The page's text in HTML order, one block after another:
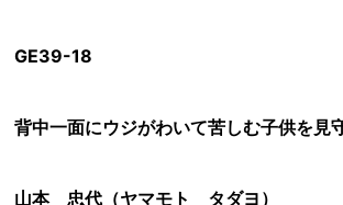
GE39-18
背中一面にウジがわいて苦しむ子供を見
山本 忠代（ヤマモト タダヨ）